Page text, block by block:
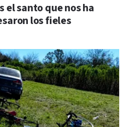
el santo que nos ha
los fieles